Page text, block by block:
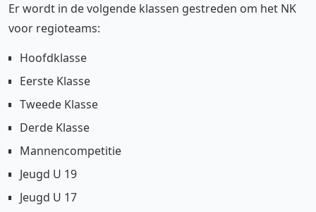
Er wordt in de volgende klassen gestreden om het NK
voor regioteams:
Hoofdklasse
Eerste Klasse
Tweede Klasse
Derde Klasse
Mannencompetitie
Jeugd U 19
Jeugd U 17